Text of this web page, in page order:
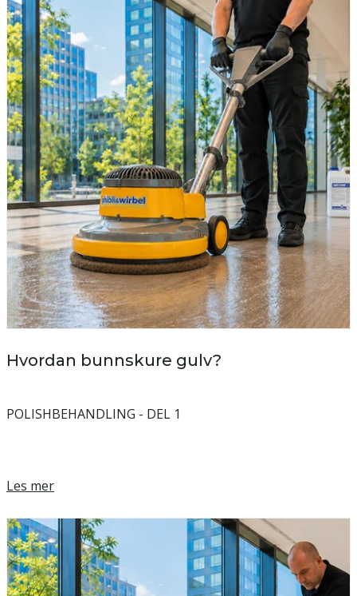
Hvordan bunnskure gulv?
POLISHBEHANDLING - DEL 1
Les mer